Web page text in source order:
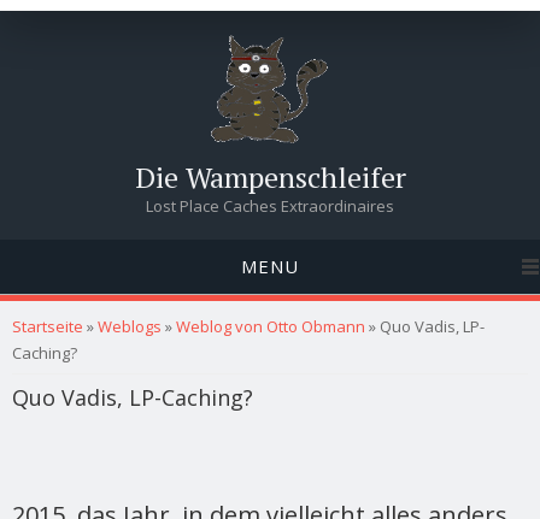
Die Wampenschleifer
Lost Place Caches Extraordinaires
MENU
Sie sind hier
Startseite »Weblogs »Weblog von Otto Obmann » Quo Vadis, LP-
Caching?
Quo Vadis, LP-Caching?